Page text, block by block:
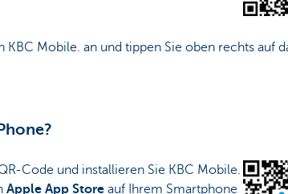
KBC Mobile. an und tippen Sie oben rechts auf
Code und installieren Sie KBC Mobile.
Apple App Storeauf Ihrem Smartphone